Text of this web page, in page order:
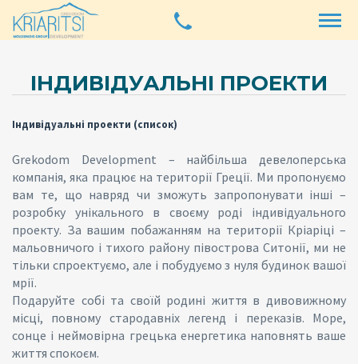
ІНДИВІДУАЛЬНІ ПРОЕКТИ
Індивідуальні проекти (список)
Grekodom Development – найбільша девелоперська
компанія, яка працює на території Греції. Ми пропонуємо
вам те, що навряд чи зможуть запропонувати інші –
розробку унікального в своєму роді індивідуального
проекту. За вашим побажанням на території Кріаріці –
мальовничого і тихого району півострова Ситонії, ми не
тільки спроектуємо, але і побудуємо з нуля будинок вашої
мрії.
Подаруйте собі та своїй родині життя в дивовижному
місці, повному стародавніх легенд і переказів. Море,
сонце і неймовірна грецька енергетика наповнять ваше
життя спокоєм.